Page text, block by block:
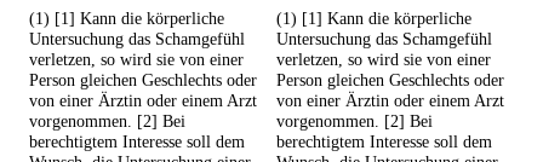
(1) [1] Kann die körperliche
Untersuchung das Schamgefühl
verletzen, so wird sie von einer
Person gleichen Geschlechts oder
von einer Ärztin oder einem Arzt
vorgenommen. [2] Bei
berechtigtem Interesse soll dem
(1) [1] Kann die körperliche
Untersuchung das Schamgefühl
verletzen, so wird sie von einer
Person gleichen Geschlechts oder
von einer Ärztin oder einem Arzt
vorgenommen. [2] Bei
berechtigtem Interesse soll dem